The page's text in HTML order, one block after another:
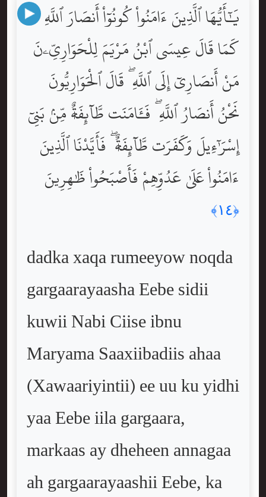
يَٰٓأَيُّهَا ٱلَّذِينَ ءَامَنُواْ كُونُوٓاْ أَنصَارَ ٱللَّهِ
كَمَا قَالَ عِيسَى ٱبْنُ مَرْيَمَ لِلْحَوَارِيِّۦنَ
مَنْ أَنصَارِىٓ إِلَى ٱللَّهِ ۖ قَالَ ٱلْحَوَارِيُّونَ
نَحْنُ أَنصَارُ ٱللَّهِ ۖ فَـَٔامَنَت طَّآئِفَةٌۭ مِّنۢ بَنِىٓ
إِسْرَٰٓءِيلَ وَكَفَرَت طَّآئِفَةٌۭ ۖ فَأَيَّدْنَا ٱلَّذِينَ
ءَامَنُواْ عَلَىٰ عَدُوِّهِمْ فَأَصْبَحُواْ ظَٰهِرِينَ
﴿١٤﴾
dadka xaqa rumeeyow noqda
gargaarayaasha Eebe sidii
kuwii Nabi Ciise ibnu
Maryama Saaxiibadiis ahaa
(Xawaariyintii) ee uu ku yidhi
yaa Eebe iila gargaara,
markaas ay dheheen annagaa
ah gargaarayaashii Eebe, ka